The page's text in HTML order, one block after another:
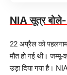
NIA सूत्र बोले-
22 अप्रैल को
मौत हो गई थी।
उड़ा दिया गया है।